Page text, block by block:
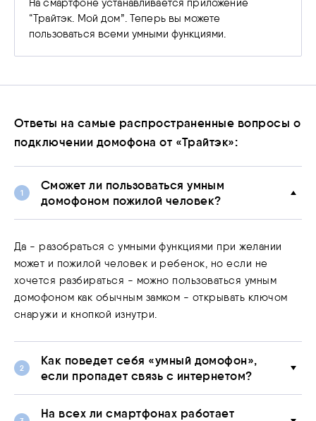
На смартфоне устанавливается приложение
“Трайтэк. Мой дом”. Теперь вы можете
пользоваться всеми умными функциями.
Ответы на самые распространенные вопросы о
подключении домофона от «Трайтэк»:
Сможет ли пользоваться умным
домофоном пожилой человек?
Да - разобраться с умными функциями при желании
может и пожилой человек и ребенок, но если не
хочется разбираться - можно пользоваться умным
домофоном как обычным замком - открывать ключом
снаружи и кнопкой изнутри.
Как поведет себя «умный домофон»,
если пропадет связь с интернетом?
На всех ли смартфонах работает